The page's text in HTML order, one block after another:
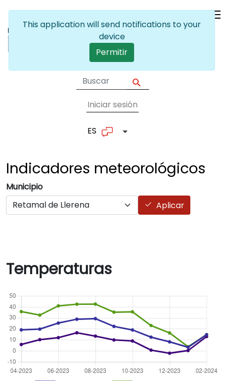
User account
Iniciar sesión
ES Lista adicional de
Indicadores meteorológicos
Municipio
Aplicar
Temperaturas
This application will send notifications to your
device
Permitir